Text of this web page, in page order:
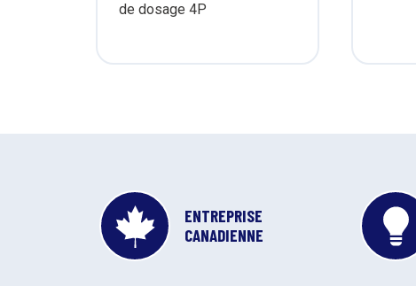
de dosage 4P
ENTREPRISE
CANADIENNE